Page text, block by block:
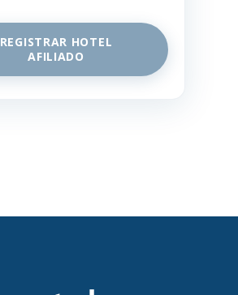
REGISTRAR HOTEL
AFILIADO